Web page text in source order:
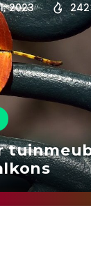
2023